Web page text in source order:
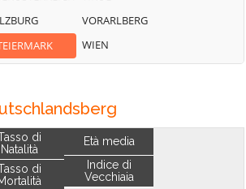
VORARLBERG
WIEN
di
Natalità
di
Età media
Indice di
Vecchiaia